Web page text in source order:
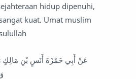
hidup dipenuhi,
kuat. Umat muslim
عَنْ أَبِي حَمْزَةَ أَنَسٍ بْنِ مَالِكٍ